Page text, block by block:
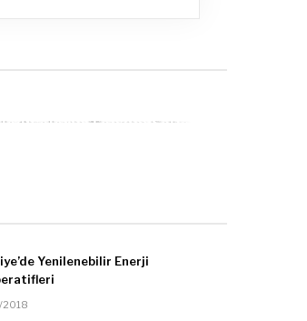
Tanzim Satış -
Yenilenebilir Enerji
2018